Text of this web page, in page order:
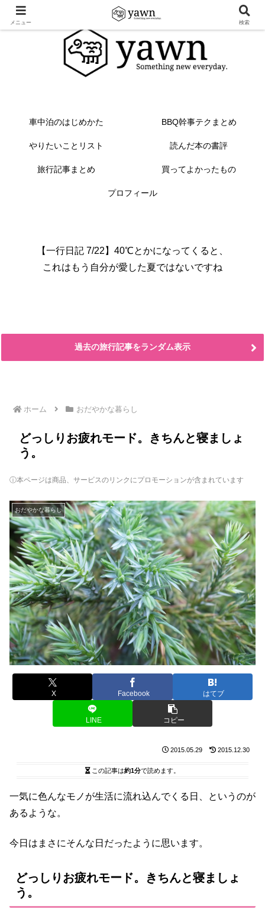
車中泊のはじめかた BBQ幹事テクまとめ
やりたいことリスト 読んだ本の書評
旅行記事まとめ 買ってよかったもの
プロフィール
【一行日記 7/22】40℃とかになってくると、
これはもう自分が愛した夏ではないですね
過去の旅行記事をランダム表示
ホーム おだやかな暮らし
どっしりお疲れモード。きちんと寝ましょ
う。
ⓘ本ページは商品、サービスのリンクにプロモーションが含まれています
おだやかな暮らし
X Facebook はてブ
LINE コピー
2015.05.29 2015.12.30
この記事は約1分で読めます。
一気に色んなモノが生活に流れ込んでくる日、というのが
あるような。
今日はまさにそんな日だったように思います。
どっしりお疲れモード。きちんと寝ましょ
う。
メニュー 検索